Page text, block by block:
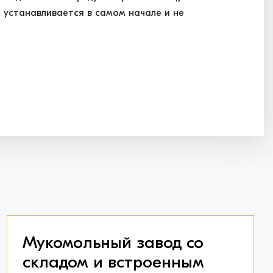
в самом начале и не
Мукомольный завод со
складом и встроенным